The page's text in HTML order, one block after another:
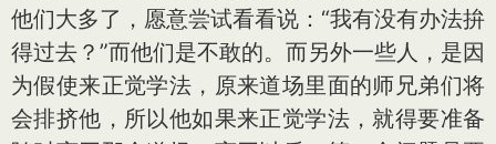
他们大多了，愿意尝试看看说：“我有没有办法拚
得过去？”而他们是不敢的。而另外一些人，是因
为假使来正觉学法，原来道场里面的师兄弟们将
会排挤他，所以他如果来正觉学法，就得要准备